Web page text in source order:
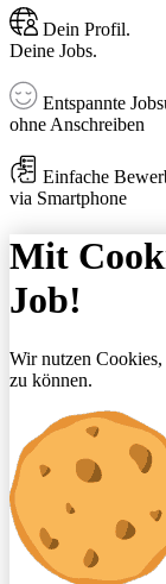
Dein Profil.
Deine Jobs.
Entspannte
ohne Anschreiben
Einfache
via Smartphone
Mit
Job!
Wir nutzen
zu können.